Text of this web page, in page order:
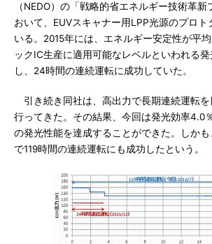
（NEDO）の「戦略的省エネルギー技術革
おいて、EUVスキャナー用LPP光源のプロト
いる。2015年には、エネルギー安定性が平
ックIC生産に適用可能なレベルといわれる
し、24時間の連続運転に成功していた。
引き続き同社は、高出力で長期連続運転を
行ってきた。その結果、今回は発光効率4.0
の発光性能を達成することができた。しか
で119時間の連続運転にも成功したという。